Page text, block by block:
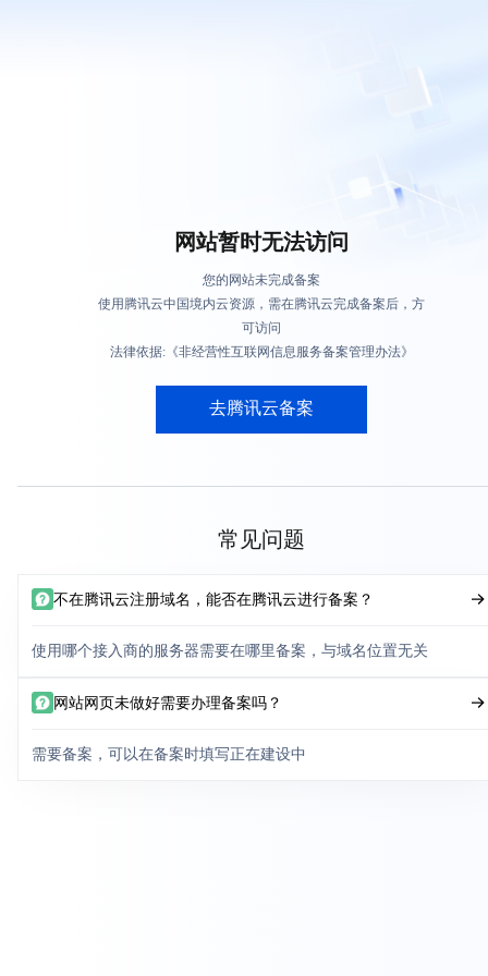
网站暂时无法访问
您的网站未完成备案
使用腾讯云中国境内云资源，需在腾讯云完成备案后，方
可访问
法律依据:《非经营性互联网信息服务备案管理办法》
去腾讯云备案
常见问题
不在腾讯云注册域名，能否在腾讯云进行备案？
使用哪个接入商的服务器需要在哪里备案，与域名位置无关
网站网页未做好需要办理备案吗？
需要备案，可以在备案时填写正在建设中